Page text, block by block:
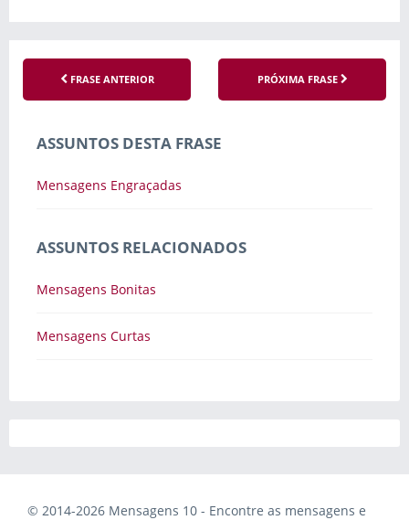
FRASE ANTERIOR PRÓXIMA FRASE
ASSUNTOS DESTA FRASE
Mensagens Engraçadas
ASSUNTOS RELACIONADOS
Mensagens Bonitas
Mensagens Curtas
© 2014-2026 Mensagens 10 - Encontre as mensagens e